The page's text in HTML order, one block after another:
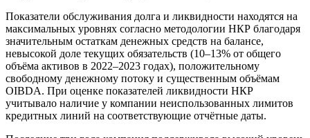
Показатели обслуживания долга и ликвидности находятся на
максимальных уровнях согласно методологии НКР благодаря
значительным остаткам денежных средств на балансе,
невысокой доле текущих обязательств (10–13% от общего
объёма активов в 2022–2023 годах), положительному
свободному денежному потоку и существенным объёмам
OIBDA. При оценке показателей ликвидности НКР
учитывало наличие у компании неиспользованных лимитов
кредитных линий на соответствующие отчётные даты.